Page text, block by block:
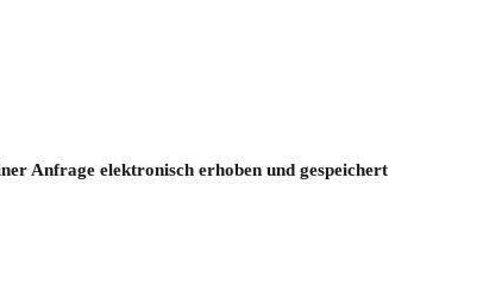
Anfrage elektronisch erhoben und gespeichert